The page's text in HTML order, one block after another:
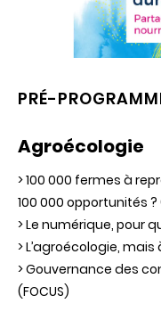
PRÉ-
Agroécologie
> 100 000 fermes à
100 000 opportunités ?
> Le numérique, pour
> L’agroécologie, mais
> Gouvernance des
(FOCUS)